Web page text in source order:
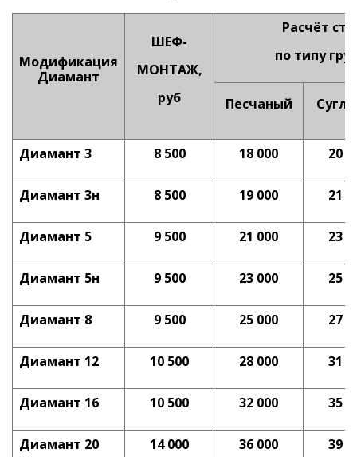
Модификация
Диамант
ШЕФ-
МОНТАЖ,
руб
Расчёт
по типу
Песчаный
Диамант 3 8 500 18 000 20
Диамант 3н 8 500 19 000 21
Диамант 5 9 500 21 000 23
Диамант 5н 9 500 23 000 25
Диамант 8 9 500 25 000 27
Диамант 12 10 500 28 000 31
Диамант 16 10 500 32 000 35
Диамант 20 14 000 36 000 39